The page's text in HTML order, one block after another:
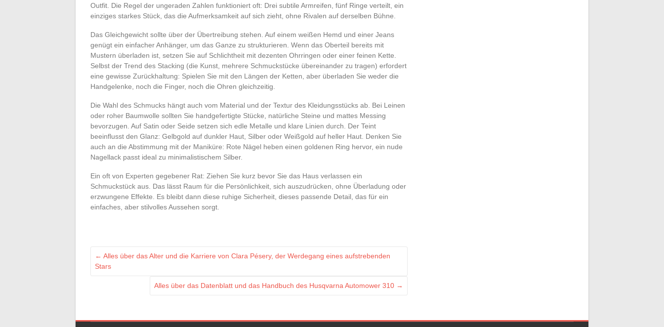
Outfit. Die Regel der ungeraden Zahlen funktioniert oft: Drei subtile Armreifen, fünf Ringe verteilt, ein
einziges starkes Stück, das die Aufmerksamkeit auf sich zieht, ohne Rivalen auf derselben Bühne.
Das Gleichgewicht sollte über der Übertreibung stehen. Auf einem weißen Hemd und einer Jeans
genügt ein einfacher Anhänger, um das Ganze zu strukturieren. Wenn das Oberteil bereits mit
Mustern überladen ist, setzen Sie auf Schlichtheit mit dezenten Ohrringen oder einer feinen Kette.
Selbst der Trend des Stacking (die Kunst, mehrere Schmuckstücke übereinander zu tragen) erfordert
eine gewisse Zurückhaltung: Spielen Sie mit den Längen der Ketten, aber überladen Sie weder die
Handgelenke, noch die Finger, noch die Ohren gleichzeitig.
Die Wahl des Schmucks hängt auch vom Material und der Textur des Kleidungsstücks ab. Bei Leinen
oder roher Baumwolle sollten Sie handgefertigte Stücke, natürliche Steine und mattes Messing
bevorzugen. Auf Satin oder Seide setzen sich edle Metalle und klare Linien durch. Der Teint
beeinflusst den Glanz: Gelbgold auf dunkler Haut, Silber oder Weißgold auf heller Haut. Denken Sie
auch an die Abstimmung mit der Maniküre: Rote Nägel heben einen goldenen Ring hervor, ein nude
Nagellack passt ideal zu minimalistischem Silber.
Ein oft von Experten gegebener Rat: Ziehen Sie kurz bevor Sie das Haus verlassen ein
Schmuckstück aus. Das lässt Raum für die Persönlichkeit, sich auszudrücken, ohne Überladung oder
erzwungene Effekte. Es bleibt dann diese ruhige Sicherheit, dieses passende Detail, das für ein
einfaches, aber stilvolles Aussehen sorgt.
← Alles über das Alter und die Karriere von Clara Pésery, der Werdegang eines aufstrebenden
Stars
Alles über das Datenblatt und das Handbuch des Husqvarna Automower 310 →